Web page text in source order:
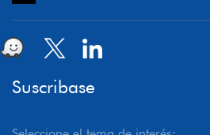
Suscribase